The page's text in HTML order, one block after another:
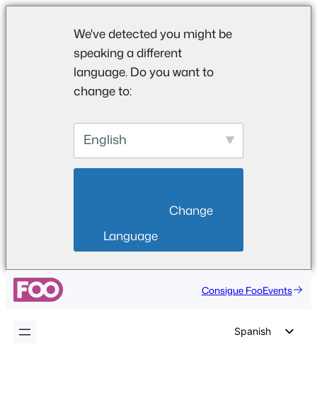
We've detected you might be
speaking a different
language. Do you want to
change to:
English
Language
Saltar
Consigue FooEvents
Spanish